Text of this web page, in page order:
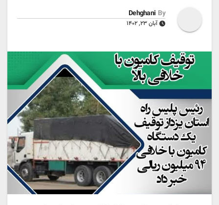
By
Dehghani
آبان ۲۳, ۱۴۰۲